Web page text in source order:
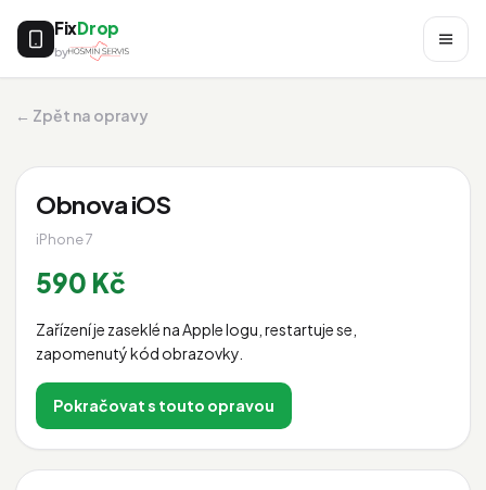
FixDrop
by
← Zpět na opravy
Obnova iOS
iPhone 7
590 Kč
Zařízení je zaseklé na Apple logu, restartuje se,
zapomenutý kód obrazovky.
Pokračovat s touto opravou